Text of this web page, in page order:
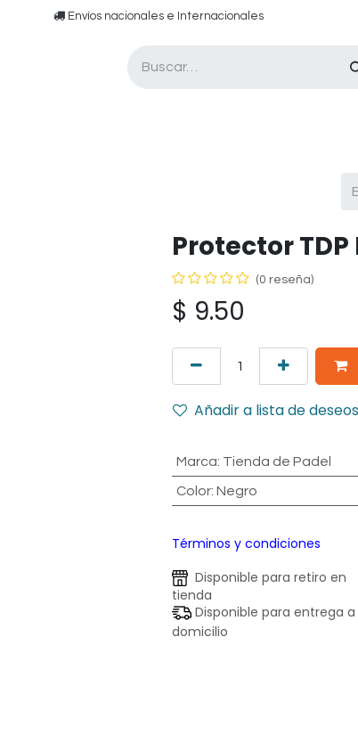
​​ E​nvíos nacionales e ​​​Internacionales​
Protector TDP
(0 reseña)
$ 9.50
Añadir a lista de deseos
Marca: Tienda de Padel
Color: Negro
Términos y condiciones
Disponible para retiro en
tienda
Disponible para entrega a
domicilio